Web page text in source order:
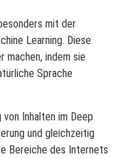
mit der
Learning. Diese
machen, indem sie
Sprache
Inhalten im Deep
und gleichzeitig
Bereiche des Internets